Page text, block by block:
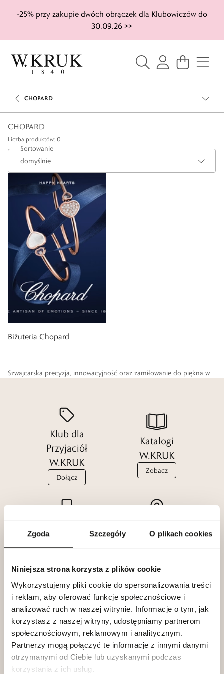
Zgoda Szczegóły O plikach cookies
Niniejsza strona korzysta z plików cookie
Wykorzystujemy pliki cookie do spersonalizowania treści
i reklam, aby oferować funkcje społecznościowe i
analizować ruch w naszej witrynie. Informacje o tym, jak
korzystasz z naszej witryny, udostępniamy partnerom
społecznościowym, reklamowym i analitycznym.
Partnerzy mogą połączyć te informacje z innymi danymi
otrzymanymi od Ciebie lub uzyskanymi podczas
korzystania z ich usług.
-25% przy zakupie dwóch obrączek dla Klubowiczów do
30.09.26 >>
CHOPARD
CHOPARD
Liczba produktów: 0
Sortowanie
Biżuteria Chopard
Szwajcarska precyzja, innowacyjność oraz zamiłowanie do piękna w
Tworzona z pasją i niezwykłym kunsztem biżuteria zachwyca
wyjątkowym wzornictwem i jakością wykonania.
Klub dla
Przyjaciół
W.KRUK
Dołącz
Katalogi
W.KRUK
Zobacz
W.KRUK
W.KRUK
O nas
Klub dla Przyjaciół